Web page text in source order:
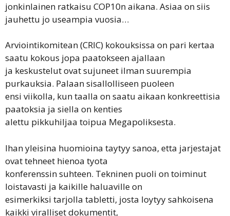
jonkinlainen ratkaisu COP10n aikana. Asiaa on siis
jauhettu jo useampia vuosia…
Arviointikomitean (CRIC) kokouksissa on pari kertaa
saatu kokous jopa paatokseen ajallaan
ja keskustelut ovat sujuneet ilman suurempia
purkauksia. Palaan sisallolliseen puoleen
ensi viikolla, kun taalla on saatu aikaan konkreettisia
paatoksia ja siella on kenties
alettu pikkuhiljaa toipua Megapoliksesta.
Ihan yleisina huomioina taytyy sanoa, etta jarjestajat
ovat tehneet hienoa tyota
konferenssin suhteen. Tekninen puoli on toiminut
loistavasti ja kaikille haluaville on
esimerkiksi tarjolla tabletti, josta loytyy sahkoisena
kaikki viralliset dokumentit,